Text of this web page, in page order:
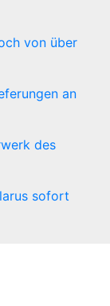
von über
an
des
sofort